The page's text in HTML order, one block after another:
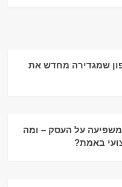
שמגדירה מחדש את
משפיעה על העסק – ומה
באמת?